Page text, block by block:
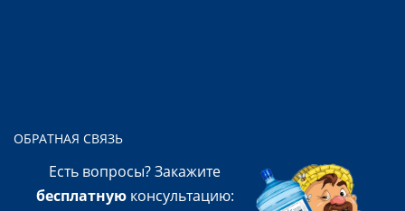
ОБРАТНАЯ СВЯЗЬ
Есть вопросы? Закажите
бесплатнуюконсультацию: